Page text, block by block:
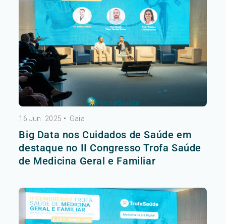
16 Jun. 2025 • Gaia
Big Data nos Cuidados de Saúde em
destaque no II Congresso Trofa Saúde
de Medicina Geral e Familiar